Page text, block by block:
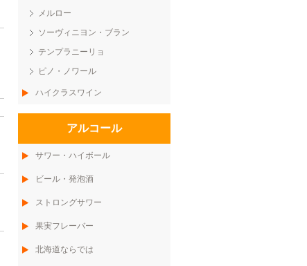
メルロー
ソーヴィニヨン・ブラン
テンプラニーリョ
ピノ・ノワール
ハイクラスワイン
アルコール
サワー・ハイボール
ビール・発泡酒
ストロングサワー
果実フレーバー
北海道ならでは